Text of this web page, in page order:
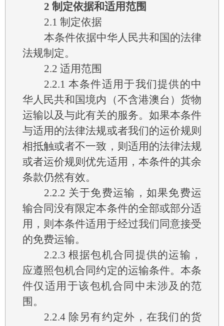
2 制定依据和适用范围
2.1 制定依据
本条件依据中华人民共和国的法律
法规制定。
2.2 适用范围
2.2.1 本条件适用于我们提供的中
华人民共和国境内（不含港澳台）货物
运输以及与此有关的服务。如果本条件
与适用的法律法规或者我们的运价规则
相抵触或者不一致，则适用的法律法规
或者运价规则优先适用，本条件的其余
条款仍然有效。
2.2.2 关于免费运输，如果免费运
输合同没有限定本条件的全部或部分适
用，则本条件适用于经过我们同意接受
的免费运输。
2.2.3 根据包机合同提供的运输，
应遵照包机合同约定的运输条件。本条
件仅适用于该包机合同中未涉及的范
围。
2.2.4 除另有约定外，在我们的货